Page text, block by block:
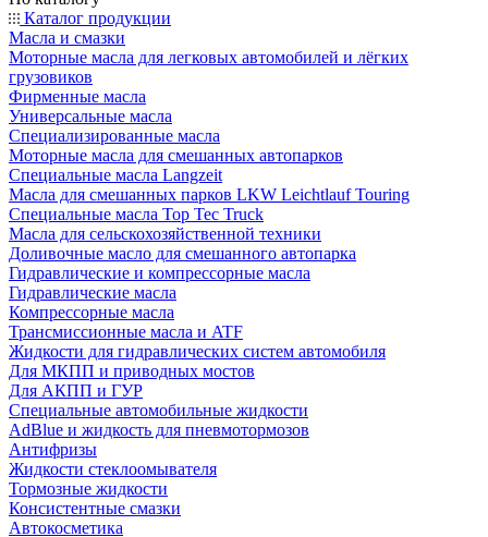
Каталог продукции
Масла и смазки
Моторные масла для легковых автомобилей и лёгких
грузовиков
Фирменные масла
Универсальные масла
Специализированные масла
Моторные масла для смешанных автопарков
Специальные масла Langzeit
Масла для смешанных парков LKW Leichtlauf Touring
Специальные масла Top Tec Truck
Масла для сельскохозяйственной техники
Доливочные масло для смешанного автопарка
Гидравлические и компрессорные масла
Гидравлические масла
Компрессорные масла
Трансмиссионные масла и ATF
Жидкости для гидравлических систем автомобиля
Для МКПП и приводных мостов
Для АКПП и ГУР
Специальные автомобильные жидкости
AdBlue и жидкость для пневмотормозов
Антифризы
Жидкости стеклоомывателя
Тормозные жидкости
Консистентные смазки
Автокосметика